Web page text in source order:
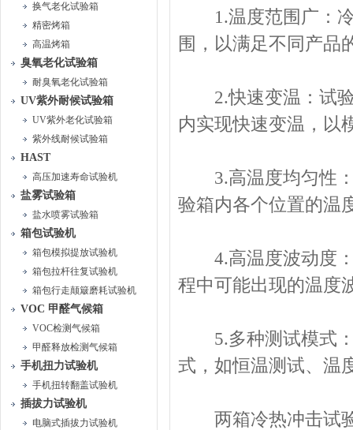
换气老化试验箱
精密烤箱
高温烤箱
臭氧老化试验箱
耐臭氧老化试验箱
UV紫外耐候试验箱
UV紫外老化试验箱
紫外线耐候试验箱
HAST
高压加速寿命试验机
盐雾试验箱
盐水喷雾试验箱
箱包试验机
箱包模拟提放试验机
箱包拉杆往复试验机
箱包行走颠簸磨耗试验机
VOC 甲醛气候箱
VOC检测气候箱
甲醛释放检测气候箱
手机扭力试验机
手机扭转翻盖试验机
插拔力试验机
电脑式插拔力试验机
1.温度范围广：冷
围，以满足不同产品
2.快速变温：试验
内实现快速变温，以
3.高温度均匀性：
验箱内各个位置的温
4.高温度波动度：
程中可能出现的温度
5.多种测试模式：
式，如恒温测试、温
两箱冷热冲击试